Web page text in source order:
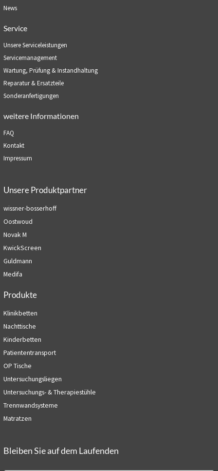
News
Service
Unsere Serviceleistungen
Servicemanagement
Wartung, Prüfung & Instandhaltung
Reparatur & Ersatzteile
Sonderanfertigungen
weitere Informationen
FAQ
Kontakt
Impressum
Unsere Produktpartner
wissner-bosserhoff
Oostwoud
Novak M
KwickScreen
Guldmann
Medifa
Produkte
Klinikbetten
Nachttische
Kinderbetten
Patiententransport
OP Tische
Untersuchungsliegen
Untersuchungs- & Therapiestühle
Trennwandsysteme
Matratzen
Bleiben Sie auf dem Laufenden